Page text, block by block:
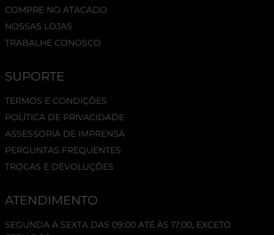
COMPRE NO ATACADO
NOSSAS LOJAS
TRABALHE CONOSCO
SUPORTE
TERMOS E CONDIÇÕES
POLÍTICA DE PRIVACIDADE
ASSESSORIA DE IMPRENSA
PERGUNTAS FREQUENTES
TROCAS E DEVOLUÇÕES
ATENDIMENTO
SEGUNDA À SEXTA DAS 09:00 ATÉ ÀS 17:00, EXCETO